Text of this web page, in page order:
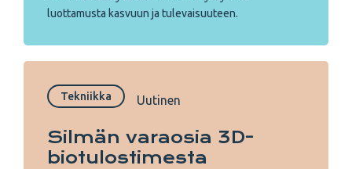
luottamusta kasvuun ja tulevaisuuteen.
Tekniikka Uutinen
Silmän varaosia 3D­-
biotulostimesta